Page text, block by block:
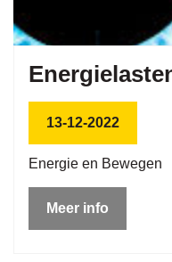
13-12-2022
Energie en Bewegen
Meer info